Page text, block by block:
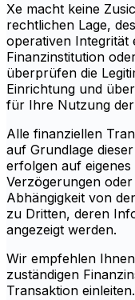
Xe macht keine
rechtlichen Lage,
operativen Integrität
Finanzinstitution
überprüfen die
Einrichtung und
für Ihre Nutzung
Alle finanziellen
auf Grundlage
erfolgen auf
Verzögerungen
Abhängigkeit von
zu Dritten, deren
angezeigt werden.
Wir empfehlen
zuständigen
Transaktion einleiten.